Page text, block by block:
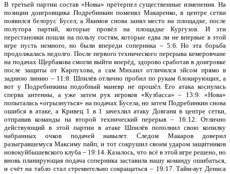
В третьей партии состав «Новы» претерпел существенные изменения. На
позиции доигровщика Подребинкин поменял Макаренко, в центре сетки
появился белорус Бусел, а Якимов снова занял место на площадке, после
полутора партий, которые провёл на площадке Кургузов. И эти
перестановки пошли на пользу гостям, которые едва ли не впервые в этой
игре пусть немного, но были впереди соперника – 5:6. Но эта борьба
продолжалась недолго. После первого технического перерыва кемеровчане
на подачах Щербакова смогли выйти вперёд, здорово сработав в доигровке
после защиты от Карпухова, а сам Михаил отличился эйсом прямо в
заднюю линию – 11:8. Шпилёв отлично пробил по рукам блокирующих, а
вот у Подребинкина подобный маневр не прошёл. Его атака коснулась
сперва антенны, а уже затем рук игроков «Кузбасса» – 13:9. «Нова»
попыталась «огрызнуться» на подачах Бусела, но затем Подребинкин снова
ошибся в атаке, а Кривец 1 в 1 зачехлил атаку Довганя в центре сетки,
отправив команды на второй технический перерыв – 16:12. Отлично
действующий в этой партии в атаке Шпилёв пополнил свою копилку
набранных очков подачей навылет. Следом Макаров доверил
разыгравшемуся Максиму пайп, и тот сокрушил своим ударом защитников
новокуйбышевского клуба – 19:14. Казалось, что всё в этой игре решено, но
вновь планирующая подача соперника заставила нашу команду ошибаться,
и счёт на табло стал стремительно сокращаться – 19:17. Тайм-аут Дениса